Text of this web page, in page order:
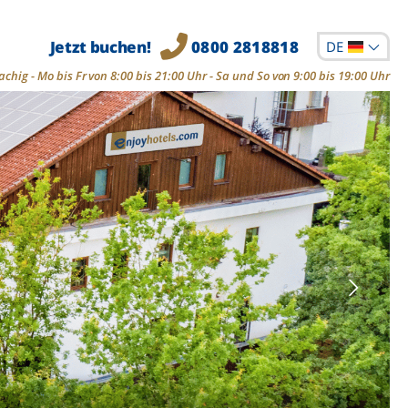
Jetzt buchen! 0800 2818818 DE
- Mo bis Fr von 8:00 bis 21:00 Uhr - Sa und So von 9:00 bis 19:00 Uhr